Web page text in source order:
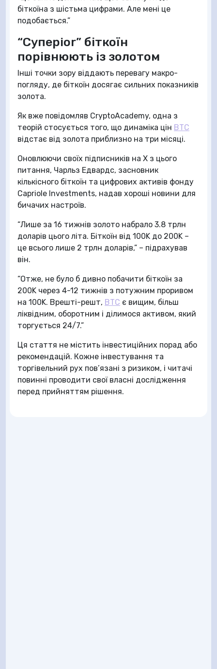
біткоїна з шістьма цифрами. Але мені це
подобається.”
“Суперior” біткоїн
порівнюють із золотом
Інші точки зору віддають перевагу макро-
погляду, де біткоїн досягає сильних показників
золота.
Як вже повідомляв CryptoAcademy, одна з
теорій стосується того, що динаміка цін BTC
відстає від золота приблизно на три місяці.
Оновлюючи своїх підписників на X з цього
питання, Чарльз Едвардс, засновник
кількісного біткоїн та цифрових активів фонду
Capriole Investments, надав хороші новини для
бичачих настроїв.
“Лише за 16 тижнів золото набрало 3.8 трлн
доларів цього літа. Біткоїн від 100K до 200K –
це всього лише 2 трлн доларів,” – підрахував
він.
“Отже, не було б дивно побачити біткоїн за
200K через 4-12 тижнів з потужним проривом
на 100K. Врешті-решт, BTC є вищим, більш
ліквідним, оборотним і ділимося активом, який
торгується 24/7.”
Ця стаття не містить інвестиційних порад або
рекомендацій. Кожне інвестування та
торгівельний рух пов’язані з ризиком, і читачі
повинні проводити свої власні дослідження
перед прийняттям рішення.